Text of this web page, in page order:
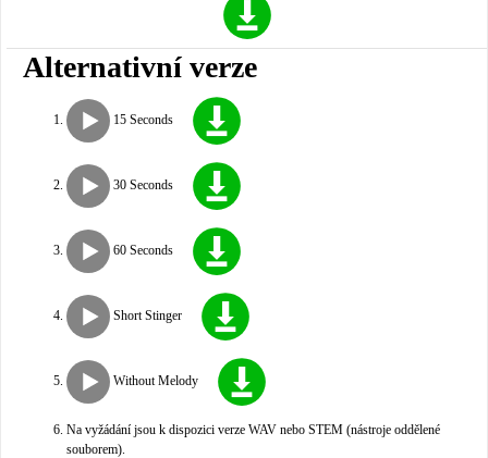
Alternativní verze
15 Seconds
30 Seconds
60 Seconds
Short Stinger
Without Melody
Na vyžádání jsou k dispozici verze WAV nebo STEM (nástroje oddělené
souborem).